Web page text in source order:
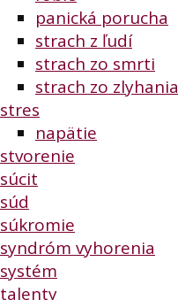
panická porucha
strach z ľudí
strach zo smrti
strach zo zlyhania
stres
napätie
stvorenie
súcit
súd
súkromie
syndróm vyhorenia
systém
talenty